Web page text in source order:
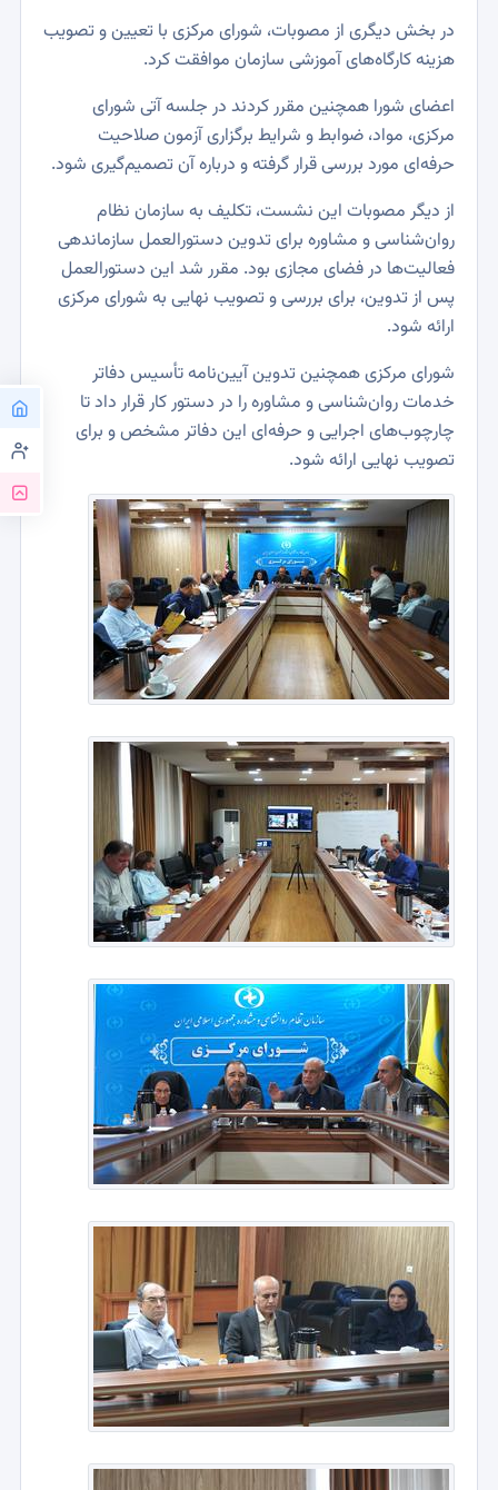
در بخش دیگری از مصوبات، شورای مرکزی با تعیین و تصویب
هزینه‌ کارگاه‌های آموزشی سازمان موافقت کرد.
اعضای شورا همچنین مقرر کردند در جلسه آتی شورای
مرکزی، مواد، ضوابط و شرایط برگزاری آزمون صلاحیت
حرفه‌ای مورد بررسی قرار گرفته و درباره آن تصمیم‌گیری شود.
از دیگر مصوبات این نشست، تکلیف به سازمان نظام
روان‌شناسی و مشاوره برای تدوین دستورالعمل سازماندهی
فعالیت‌ها در فضای مجازی بود. مقرر شد این دستورالعمل
پس از تدوین، برای بررسی و تصویب نهایی به شورای مرکزی
ارائه شود.
شورای مرکزی همچنین تدوین آیین‌نامه تأسیس دفاتر
خدمات روان‌شناسی و مشاوره را در دستور کار قرار داد تا
چارچوب‌های اجرایی و حرفه‌ای این دفاتر مشخص و برای
تصویب نهایی ارائه شود.